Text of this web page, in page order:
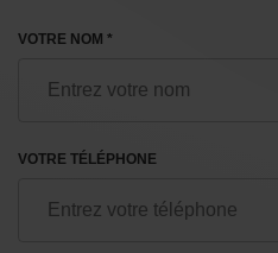
VOTRE NOM *
VOTRE TÉLÉPHONE